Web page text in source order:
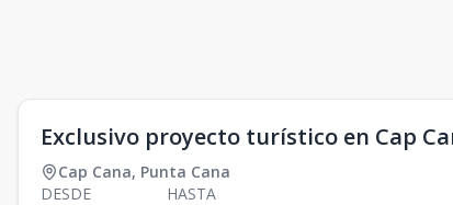
Exclusivo proyecto turístico en Cap
Cap Cana, Punta Cana
DESDE
HASTA